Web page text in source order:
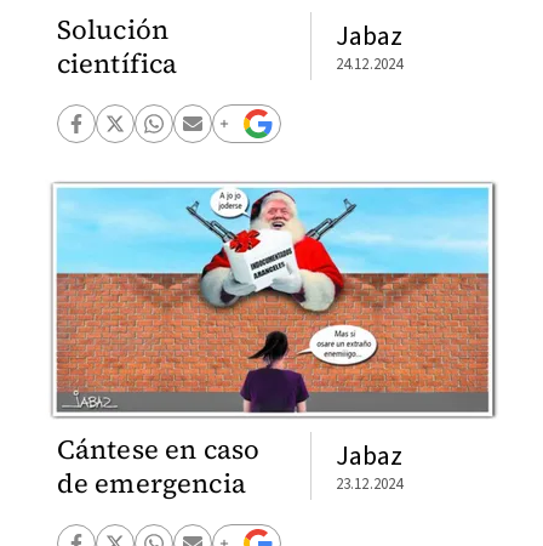
Solución
científica
Jabaz
24.12.2024
Cántese en caso
de emergencia
Jabaz
23.12.2024